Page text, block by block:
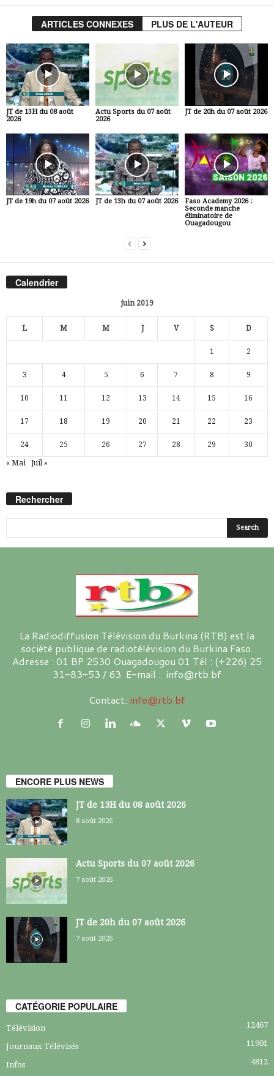
ARTICLES CONNEXES PLUS DE L'AUTEUR
JT de 13H du 08 août
2026
Actu Sports du 07 août
2026
JT de 20h du 07 août 2026
JT de 19h du 07 août 2026 JT de 13h du 07 août 2026
Faso Academy 2026 :
Seconde manche
éliminatoire de
Ouagadougou
Calendrier
juin 2019
L M M J V S D
1 2
3 4 5 6 7 8 9
10 11 12 13 14 15 16
17 18 19 20 21 22 23
24 25 26 27 28 29 30
« Mai Juil »
Rechercher
La Radiodiffusion Télévision du Burkina (RTB) est la
société publique de radiotélévision du Burkina Faso.
Adresse : 01 BP 2530 Ouagadougou 01 Tél : (+226) 25
31-83-53 / 63 E-mail : info@rtb.bf
Contact: info@rtb.bf
ENCORE PLUS NEWS
JT de 13H du 08 août 2026
8 août 2026
Actu Sports du 07 août 2026
7 août 2026
JT de 20h du 07 août 2026
7 août 2026
CATÉGORIE POPULAIRE
Télévision 12467
Journaux Télévisés 11901
Infos
4812